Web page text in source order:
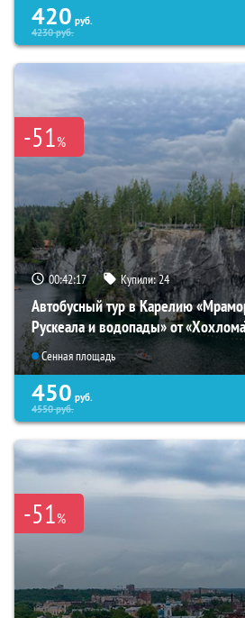
420 руб.
4230руб.
-51%
00:42:16 Купили:24
Автобусный тур в Карелию
Рускеала и водопады» от
Сенная площадь
450 руб.
4550руб.
-51%